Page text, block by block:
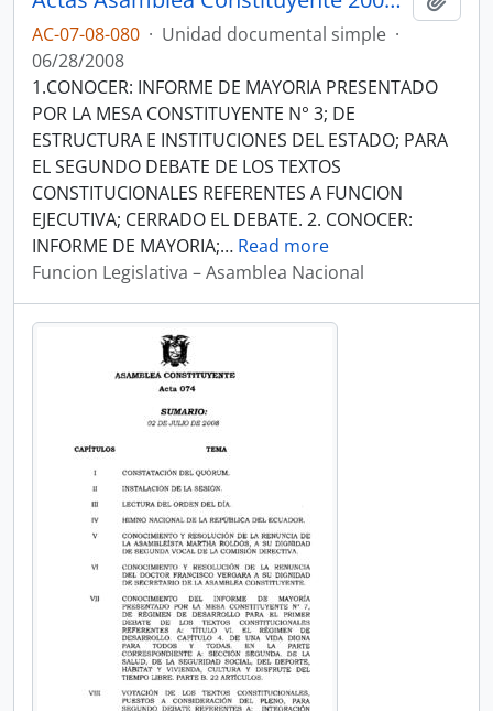
AC-07-08-080 · Unidad documental simple ·
06/28/2008
1.CONOCER: INFORME DE MAYORIA PRESENTADO
POR LA MESA CONSTITUYENTE N° 3; DE
ESTRUCTURA E INSTITUCIONES DEL ESTADO; PARA
EL SEGUNDO DEBATE DE LOS TEXTOS
CONSTITUCIONALES REFERENTES A FUNCION
EJECUTIVA; CERRADO EL DEBATE. 2. CONOCER:
INFORME DE MAYORIA;… Read more
Funcion Legislativa – Asamblea Nacional